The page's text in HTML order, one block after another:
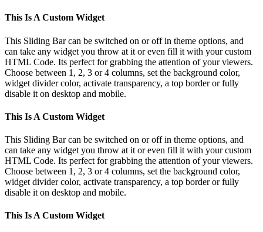
This Is A Custom Widget
This Sliding Bar can be switched on or off in theme options, and
can take any widget you throw at it or even fill it with your custom
HTML Code. Its perfect for grabbing the attention of your viewers.
Choose between 1, 2, 3 or 4 columns, set the background color,
widget divider color, activate transparency, a top border or fully
disable it on desktop and mobile.
This Is A Custom Widget
This Sliding Bar can be switched on or off in theme options, and
can take any widget you throw at it or even fill it with your custom
HTML Code. Its perfect for grabbing the attention of your viewers.
Choose between 1, 2, 3 or 4 columns, set the background color,
widget divider color, activate transparency, a top border or fully
disable it on desktop and mobile.
This Is A Custom Widget